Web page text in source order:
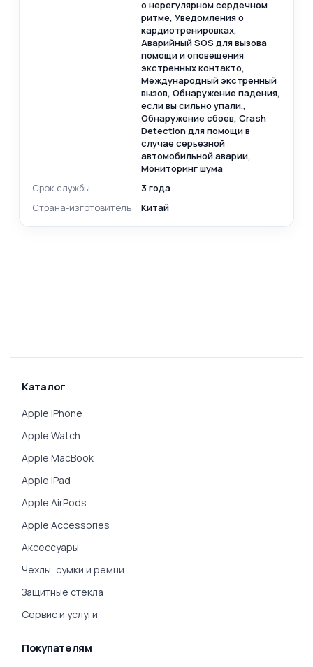
о нерегулярном сердечном
ритме, Уведомления о
кардиотренировках,
Аварийный SOS для вызова
помощи и оповещения
экстренных контакто,
Международный экстренный
вызов, Обнаружение падения,
если вы сильно упали.,
Обнаружение сбоев, Crash
Detection для помощи в
случае серьезной
автомобильной аварии,
Мониторинг шума
Срок службы
3 года
Страна-изготовитель
Китай
Каталог
Apple iPhone
Apple Watch
Apple MacBook
Apple iPad
Apple AirPods
Apple Accessories
Аксессуары
Чехлы, сумки и ремни
Защитные стёкла
Сервис и услуги
Покупателям